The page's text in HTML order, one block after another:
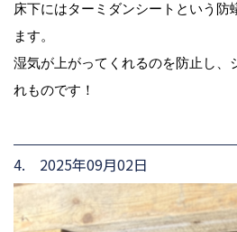
床下にはターミダンシートという防
ます。
湿気が上がってくれるのを防止し、
れものです！
4. 2025年09月02日